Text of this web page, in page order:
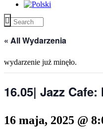
« All Wydarzenia
wydarzenie już minęło.
16.05| Jazz Cafe:
16 maja, 2025 @